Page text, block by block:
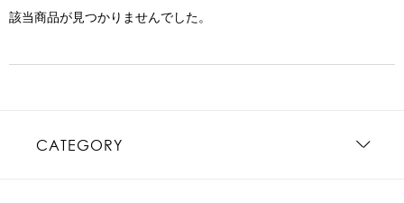
該当商品が見つかりませんでした。
CATEGORY